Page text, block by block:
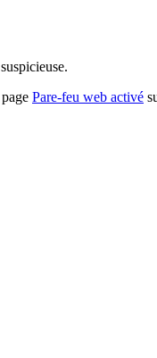
Pare-feu web activé